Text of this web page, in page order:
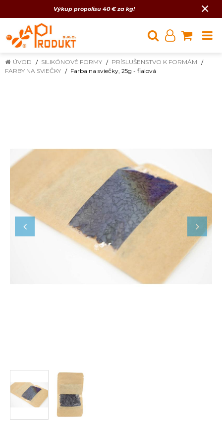
Výkup propolisu 40 € za kg! ×
ÚVOD SILIKÓNOVÉ FORMY
PRÍSLUŠENSTVO K FORMÁM
FARBY NA SVIEČKY
Farba na sviečky, 25g - fialová